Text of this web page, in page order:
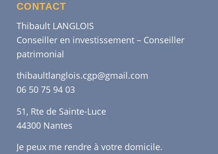
CONTACT
Thibault LANGLOIS
Conseiller en investissement – Conseiller
patrimonial
thibaultlanglois.cgp@gmail.com
06 50 75 94 03
51, Rte de Sainte-Luce
44300 Nantes
Je peux me rendre à votre domicile.